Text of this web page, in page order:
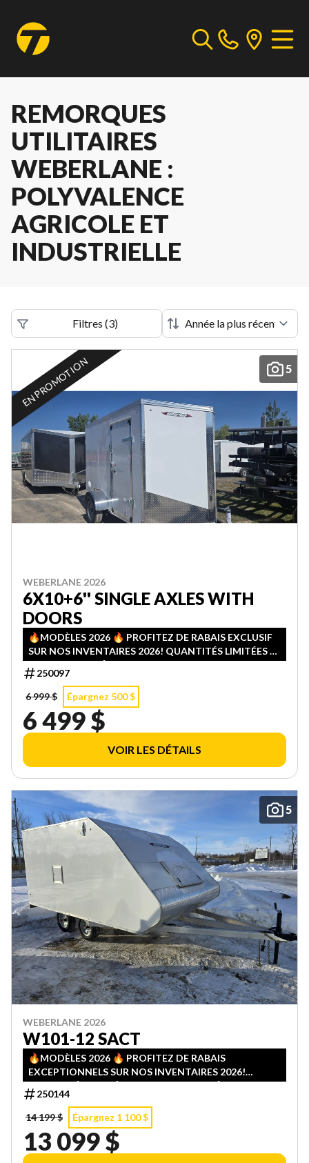
REMORQUES
UTILITAIRES
WEBERLANE :
POLYVALENCE
AGRICOLE ET
INDUSTRIELLE
Filtres (3)
5
EN PROMOTION
WEBERLANE 2026
6X10+6'' SINGLE AXLES WITH
DOORS
🔥MODÈLES 2026 🔥 PROFITEZ DE RABAIS EXCLUSIF
SUR NOS INVENTAIRES 2026! QUANTITÉS LIMITÉES —
PREMIER ARRIVÉ, PREMIER SERVI!
250097
6 999 $
Épargnez 500 $
6 499 $
VOIR LES DÉTAILS
5
WEBERLANE 2026
W101-12 SACT
🔥MODÈLES 2026 🔥 PROFITEZ DE RABAIS
EXCEPTIONNELS SUR NOS INVENTAIRES 2026!
QUANTITÉS LIMITÉES — PREMIER ARRIVÉ, PREMIER
SERVI!
250144
14 199 $
Épargnez 1 100 $
13 099 $